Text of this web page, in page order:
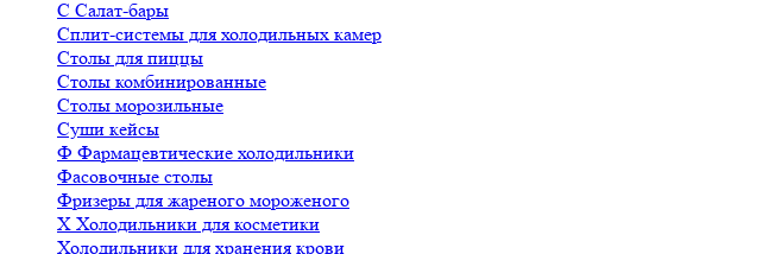
С Салат-бары
Сплит-системы для холодильных камер
Столы для пиццы
Столы комбинированные
Столы морозильные
Суши кейсы
Ф Фармацевтические холодильники
Фасовочные столы
Фризеры для жареного мороженого
Х Холодильники для косметики
Холодильники для хранения крови